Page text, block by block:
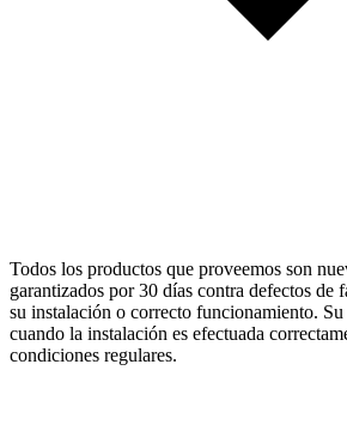
Todos los productos que proveemos son
garantizados por 30 días contra defectos de
su instalación o correcto funcionamiento.
cuando la instalación es efectuada
condiciones regulares.